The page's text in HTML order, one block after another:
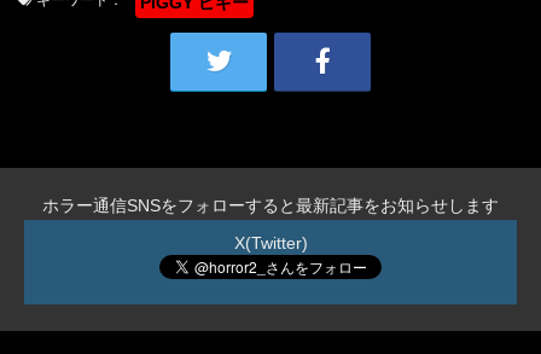
ホラー通信SNSをフォローすると最新記事をお知らせします
X(Twitter)